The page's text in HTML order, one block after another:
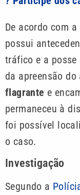
De acordo com
possui
tráfico e a
da apreensão
flagrante e
permaneceu à
foi possível
o caso.
Investigação
Segundo a